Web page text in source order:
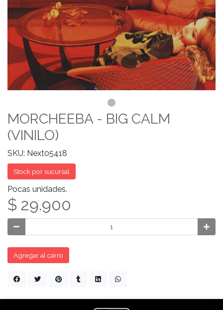
MORCHEEBA - BIG CALM
(VINILO)
SKU: Next05418
Stock por sucursal
Pocas unidades.
$ 29.900
Agregar al carro